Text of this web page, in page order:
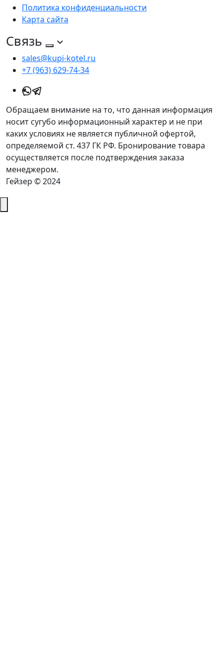
Политика конфиденциальности
Карта сайта
Связь
sales@kupi-kotel.ru
+7 (963) 629-74-34
Обращаем внимание на то, что данная информация
носит сугубо информационный характер и не при
каких условиях не является публичной офертой,
определяемой ст. 437 ГК РФ. Бронирование товара
осуществляется после подтверждения заказа
менеджером.
Гейзер © 2024